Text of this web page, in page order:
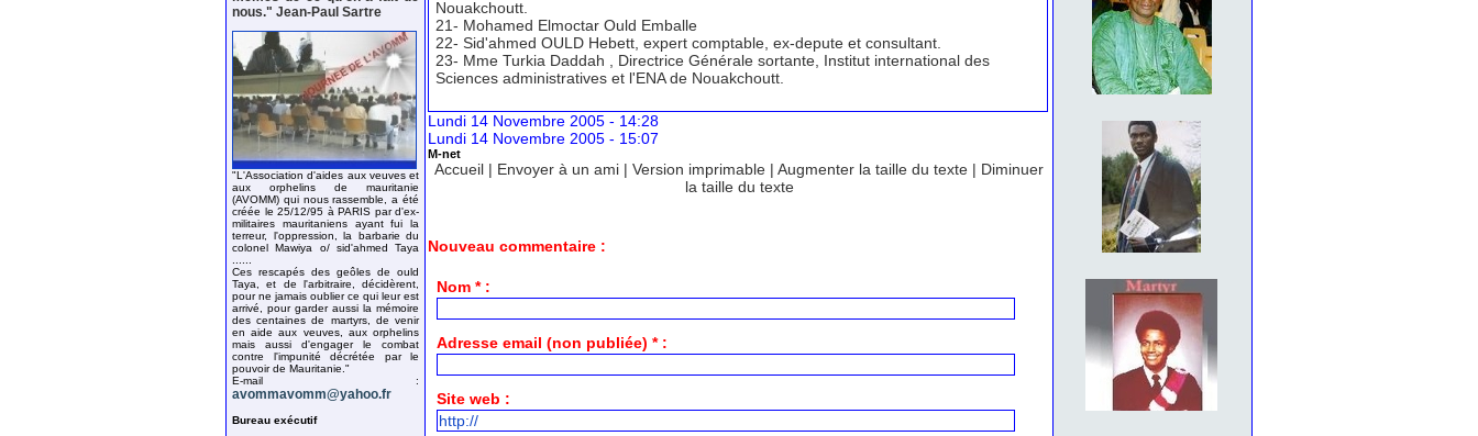
nous." Jean-Paul Sartre
"L'Association d'aides aux veuves et
aux orphelins de mauritanie
(AVOMM) qui nous rassemble, a été
créée le 25/12/95 à PARIS par d'ex-
militaires mauritaniens ayant fui la
terreur, l'oppression, la barbarie du
colonel Mawiya o/ sid'ahmed Taya
Ces rescapés des geôles de ould
Taya, et de l'arbitraire, décidèrent,
pour ne jamais oublier ce qui leur est
arrivé, pour garder aussi la mémoire
des centaines de martyrs, de venir
en aide aux veuves, aux orphelins
mais aussi d'engager le combat
contre l'impunité décrétée par le
pouvoir de Mauritanie."
E-mail :
avommavomm@yahoo.fr
Bureau exécutif
Nouakchoutt.
21- Mohamed Elmoctar Ould Emballe
22- Sid'ahmed OULD Hebett, expert comptable, ex-depute et consultant.
23- Mme Turkia Daddah , Directrice Générale sortante, Institut international des
Sciences administratives et l'ENA de Nouakchoutt.
Lundi 14 Novembre 2005 - 14:28
Lundi 14 Novembre 2005 - 15:07
M-net
Accueil | Envoyer à un ami | Version imprimable | Augmenter la taille du texte | Diminuer
la taille du texte
Nouveau commentaire :
Nom * :
Adresse email (non publiée) * :
Site web :